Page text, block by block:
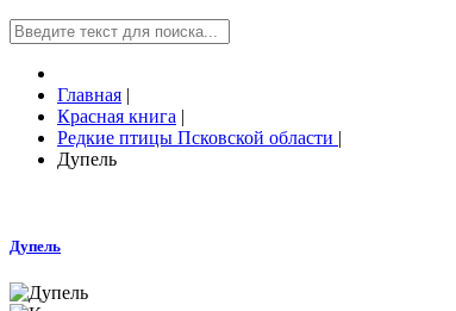
Главная |
Красная книга |
Редкие птицы Псковской области |
Дупель
Дупель